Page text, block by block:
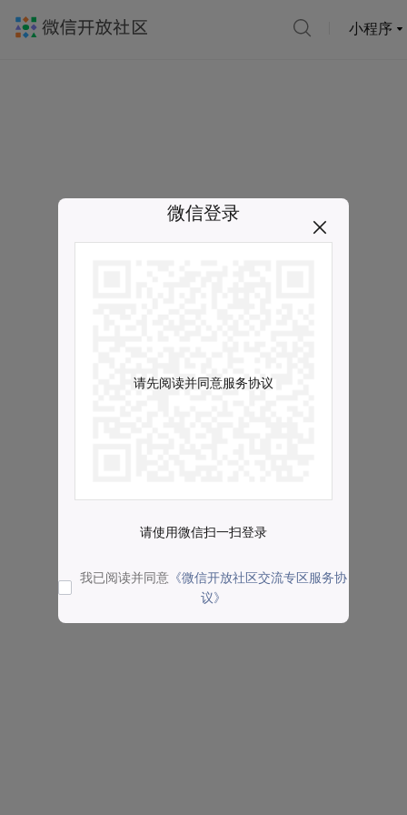
小程序
微信登录
请先阅读并同意服务协议
请使用微信扫一扫登录
我已阅读并同意 《微信开放社区交流专区服务协
议》